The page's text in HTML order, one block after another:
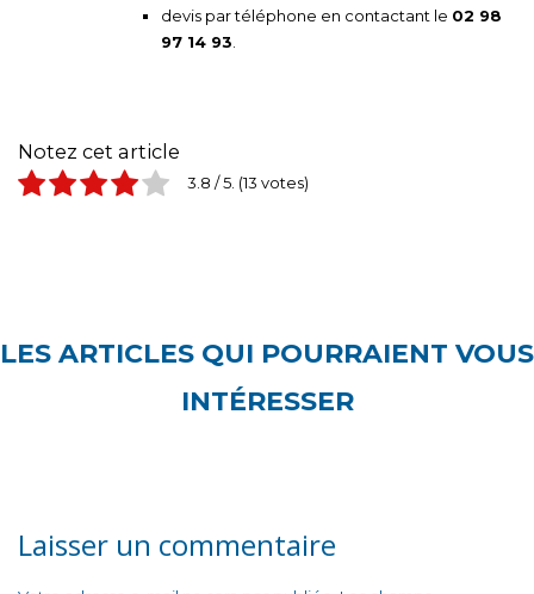
devis par téléphone en contactant le 02 98
97 14 93
Notez cet article
3.8 / 5. 13
LES ARTICLES QUI POURRAIENT VOUS
INTÉRESSER
Laisser un commentaire